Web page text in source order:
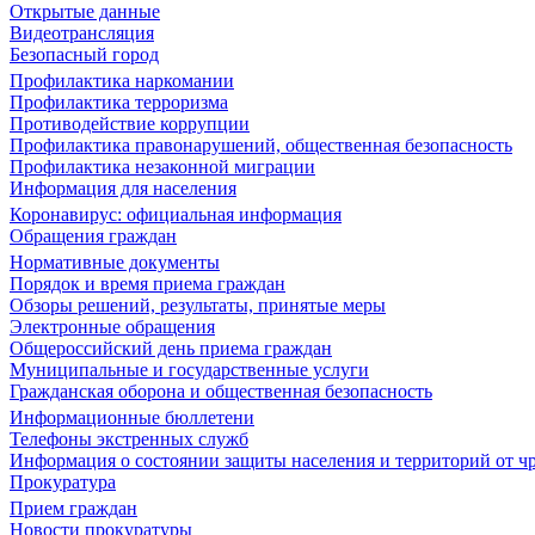
Открытые данные
Видеотрансляция
Безопасный город
Профилактика наркомании
Профилактика терроризма
Противодействие коррупции
Профилактика правонарушений, общественная безопасность
Профилактика незаконной миграции
Информация для населения
Коронавирус: официальная информация
Обращения граждан
Нормативные документы
Порядок и время приема граждан
Обзоры решений, результаты, принятые меры
Электронные обращения
Общероссийский день приема граждан
Муниципальные и государственные услуги
Гражданская оборона и общественная безопасность
Информационные бюллетени
Телефоны экстренных служб
Информация о состоянии защиты населения и территорий от
Прокуратура
Прием граждан
Новости прокуратуры